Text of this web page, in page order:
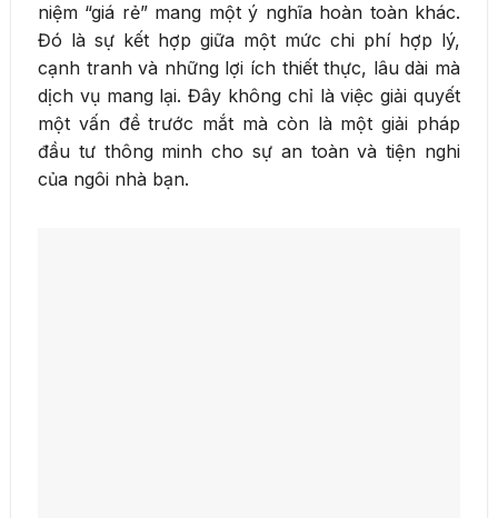
niệm “giá rẻ” mang một ý nghĩa hoàn toàn khác.
Đó là sự kết hợp giữa một mức chi phí hợp lý,
cạnh tranh và những lợi ích thiết thực, lâu dài mà
dịch vụ mang lại. Đây không chỉ là việc giải quyết
một vấn đề trước mắt mà còn là một giải pháp
đầu tư thông minh cho sự an toàn và tiện nghi
của ngôi nhà bạn.